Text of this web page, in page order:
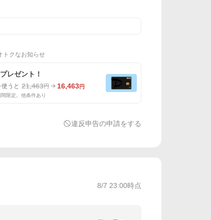
トクなお知らせ
レゼント！
うと 21,463円 16,463円
限定。他条件あり
違反申告の申請をする
8/7 23:00時点